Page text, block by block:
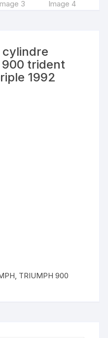
cylindre
trident
1992
TRIUMPH 900